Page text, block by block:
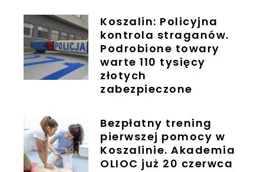
Koszalin: Policyjna
kontrola straganów.
Podrobione towary
warte 110 tysięcy
złotych
zabezpieczone
Bezpłatny trening
pierwszej pomocy w
Koszalinie. Akademia
OLIOC już 20 czerwca